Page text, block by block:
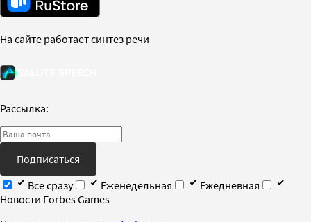
На сайте работает синтез речи
Рассылка:
Подписаться
Все сразу
Еженедельная
Ежедневная
Новости Forbes Games